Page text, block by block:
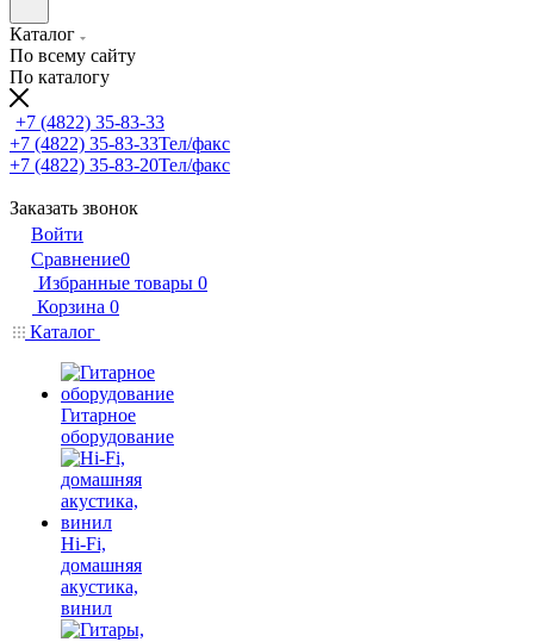
Каталог
По всему сайту
По каталогу
+7 (4822) 35-83-33
+7 (4822) 35-83-33Тел/факс
+7 (4822) 35-83-20Тел/факс
Заказать звонок
Войти
Сравнение0
Избранные товары 0
Корзина 0
Каталог
Гитарное
оборудование
Hi-Fi,
домашняя
акустика,
винил